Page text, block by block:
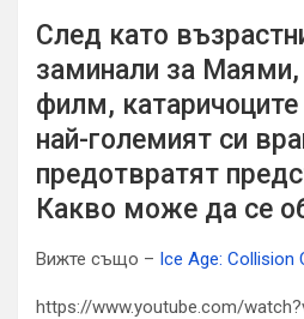
След като
заминали за Маями,
филм,
най-големият си
предотвратят
Какво може да се
Вижте също – Ice Age: Collision
https://www.youtube.com/